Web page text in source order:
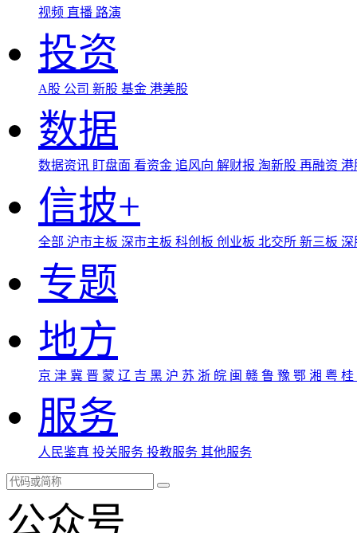
视频 直播 路演
投资
A股 公司 新股 基金 港美股
数据
数据资讯 盯盘面 看资金 追风向 解财报 淘新股 再融资
信披+
全部 沪市主板 深市主板 科创板 创业板 北交所 新三板
专题
地方
京 津 冀 晋 蒙 辽 吉 黑 沪 苏 浙 皖 闽 赣 鲁 豫 鄂 湘 粤 桂
服务
人民鉴真 投关服务 投教服务 其他服务
公众号